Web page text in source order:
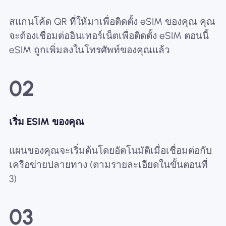
สแกนโค้ด QR ที่ให้มาเพื่อติดตั้ง eSIM ของคุณ คุณ
จะต้องเชื่อมต่ออินเทอร์เน็ตเพื่อติดตั้ง eSIM ตอนนี้
eSIM ถูกเพิ่มลงในโทรศัพท์ของคุณแล้ว
02
เริ่ม ESIM ของคุณ
แผนของคุณจะเริ่มต้นโดยอัตโนมัติเมื่อเชื่อมต่อกับ
เครือข่ายปลายทาง (ตามรายละเอียดในขั้นตอนที่
3)
03